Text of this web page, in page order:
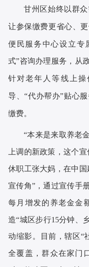
甘州区始终以群
让参保缴费更省心、
便民服务中心设立专
式”咨询办理服务，从
针对老年人等线上
导、“代办帮办”贴心
缴费。
“本来是来取养老
上调的新政策，这个
休职工张大妈，在中
宣传角”，通过宣传手
每月增发的养老金金
造“城区步行15分钟、
动缩影。目前，辖区“
全覆盖，群众在家门